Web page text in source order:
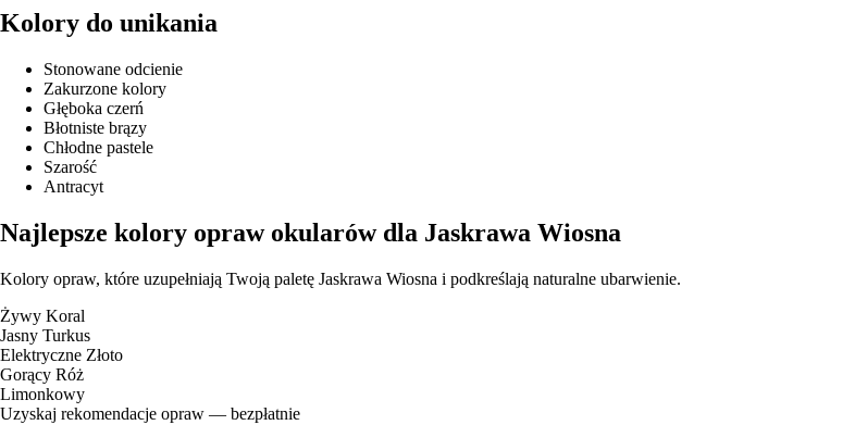
Kolory do unikania
Stonowane odcienie
Zakurzone kolory
Głęboka czerń
Błotniste brązy
Chłodne pastele
Szarość
Antracyt
Najlepsze kolory opraw okularów dla Jaskrawa Wiosna
Kolory opraw, które uzupełniają Twoją paletę Jaskrawa Wiosna i podkreślają naturalne ubarwienie.
Żywy Koral
Jasny Turkus
Elektryczne Złoto
Gorący Róż
Limonkowy
Uzyskaj rekomendacje opraw — bezpłatnie